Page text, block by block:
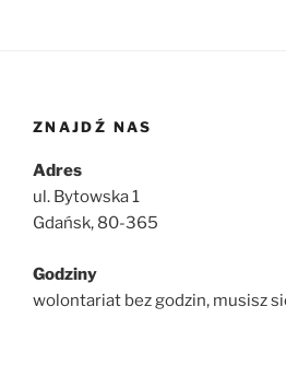
ZNAJDŹ NAS
Adres
ul. Bytowska 1
Gdańsk, 80-365
Godziny
wolontariat bez godzin, musisz